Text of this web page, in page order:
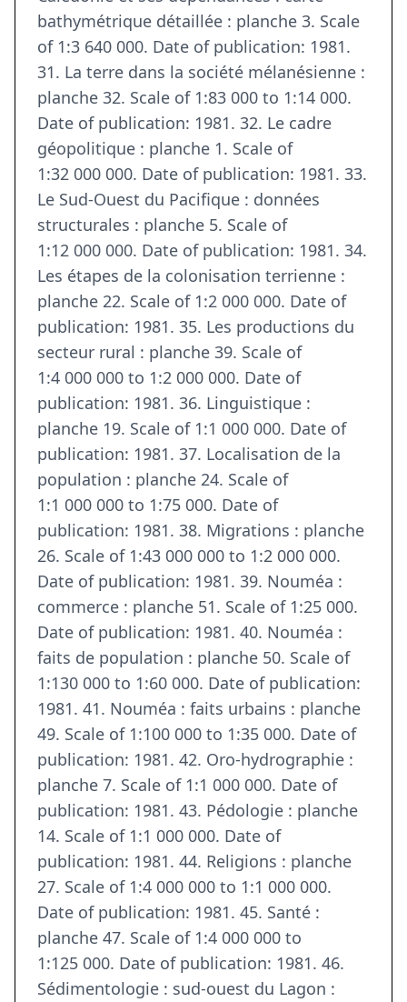
bathymétrique détaillée : planche 3. Scale
of 1:3 640 000. Date of publication: 1981.
31. La terre dans la société mélanésienne :
planche 32. Scale of 1:83 000 to 1:14 000.
Date of publication: 1981. 32. Le cadre
géopolitique : planche 1. Scale of
1:32 000 000. Date of publication: 1981. 33.
Le Sud-Ouest du Pacifique : données
structurales : planche 5. Scale of
1:12 000 000. Date of publication: 1981. 34.
Les étapes de la colonisation terrienne :
planche 22. Scale of 1:2 000 000. Date of
publication: 1981. 35. Les productions du
secteur rural : planche 39. Scale of
1:4 000 000 to 1:2 000 000. Date of
publication: 1981. 36. Linguistique :
planche 19. Scale of 1:1 000 000. Date of
publication: 1981. 37. Localisation de la
population : planche 24. Scale of
1:1 000 000 to 1:75 000. Date of
publication: 1981. 38. Migrations : planche
26. Scale of 1:43 000 000 to 1:2 000 000.
Date of publication: 1981. 39. Nouméa :
commerce : planche 51. Scale of 1:25 000.
Date of publication: 1981. 40. Nouméa :
faits de population : planche 50. Scale of
1:130 000 to 1:60 000. Date of publication:
1981. 41. Nouméa : faits urbains : planche
49. Scale of 1:100 000 to 1:35 000. Date of
publication: 1981. 42. Oro-hydrographie :
planche 7. Scale of 1:1 000 000. Date of
publication: 1981. 43. Pédologie : planche
14. Scale of 1:1 000 000. Date of
publication: 1981. 44. Religions : planche
27. Scale of 1:4 000 000 to 1:1 000 000.
Date of publication: 1981. 45. Santé :
planche 47. Scale of 1:4 000 000 to
1:125 000. Date of publication: 1981. 46.
Sédimentologie : sud-ouest du Lagon :